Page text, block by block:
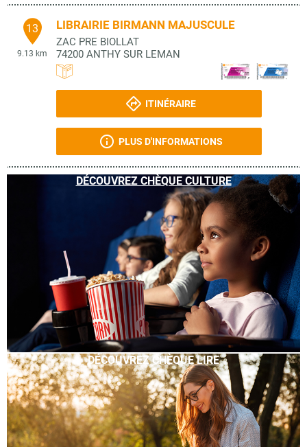
13
9.13 km
LIBRAIRIE BIRMANN MAJUSCULE
ZAC PRE BIOLLAT
74200 ANTHY SUR LEMAN
ITINÉRAIRE
PLUS D'INFORMATIONS
DÉCOUVREZ CHÈQUE CULTURE
DÉCOUVREZ CHÈQUE LIRE